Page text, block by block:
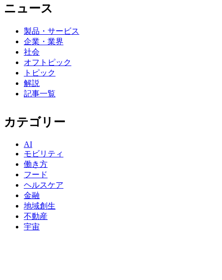
ニュース
製品・サービス
企業・業界
社会
オフトピック
トピック
解説
記事一覧
カテゴリー
AI
モビリティ
働き方
フード
ヘルスケア
金融
地域創生
不動産
宇宙